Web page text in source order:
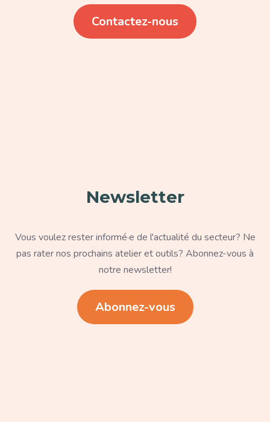
Contactez-nous
Newsletter
Vous voulez rester informé·e de l'actualité du secteur? Ne
pas rater nos prochains atelier et outils? Abonnez-vous à
notre newsletter!
Abonnez-vous